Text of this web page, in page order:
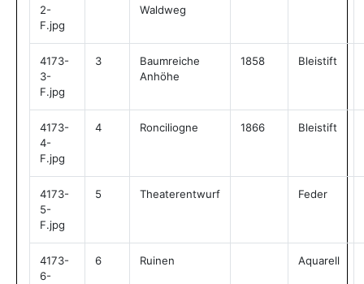
2-
F.jpg
Waldweg
4173-
3-
F.jpg
3
Baumreiche
Anhöhe
1858 Bleistift
4173-
4-
F.jpg
4 Ronciliogne 1866 Bleistift
4173-
5-
F.jpg
5 Theaterentwurf Feder
4173-
6-
6 Ruinen Aquarell